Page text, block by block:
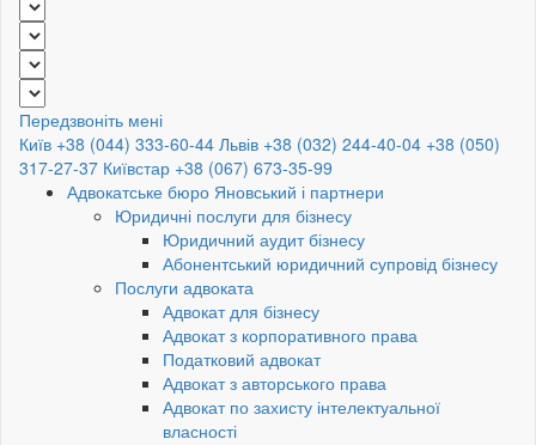
Передзвоніть мені
Київ +38 (044) 333-60-44 Львів +38 (032) 244-40-04 +38 (050)
317-27-37 Київстар +38 (067) 673-35-99
Адвокатське бюро Яновський і партнери
Юридичні послуги для бізнесу
Юридичний аудит бізнесу
Абонентський юридичний супровід бізнесу
Послуги адвоката
Адвокат для бізнесу
Адвокат з корпоративного права
Податковий адвокат
Адвокат з авторського права
Адвокат по захисту інтелектуальної
власності